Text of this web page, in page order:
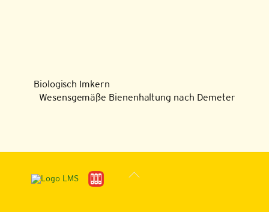
Biologisch Imkern
Wesensgemäße Bienenhaltung nach Demeter
Back